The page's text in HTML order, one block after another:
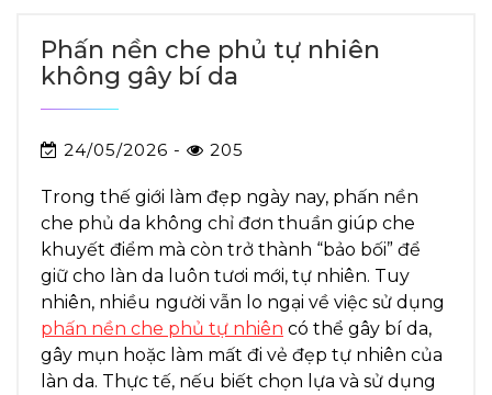
Phấn nền che phủ tự nhiên
không gây bí da
24/05/2026 - 205
Trong thế giới làm đẹp ngày nay, phấn nền
che phủ da không chỉ đơn thuần giúp che
khuyết điểm mà còn trở thành “bảo bối” để
giữ cho làn da luôn tươi mới, tự nhiên. Tuy
nhiên, nhiều người vẫn lo ngại về việc sử dụng
phấn nền che phủ tự nhiên có thể gây bí da,
gây mụn hoặc làm mất đi vẻ đẹp tự nhiên của
làn da. Thực tế, nếu biết chọn lựa và sử dụng